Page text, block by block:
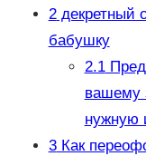
2декретный
бабушку
2.1
вашему
нужную
3Как